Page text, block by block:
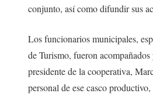
conjunto, así como difundir sus
Los funcionarios municipales,
de Turismo, fueron
presidente de la cooperativa,
personal de ese casco